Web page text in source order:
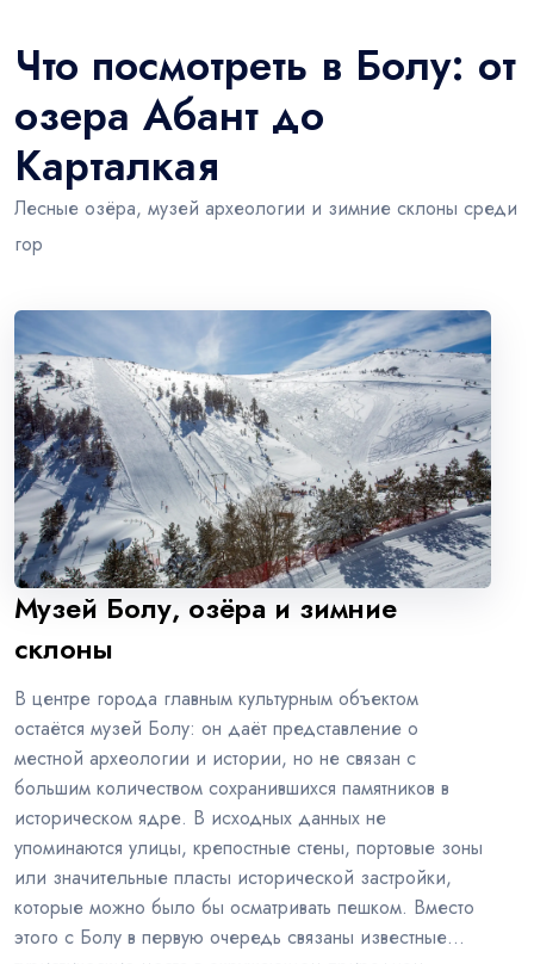
Что посмотреть в Болу: от
озера Абант до
Карталкая
Лесные озёра, музей археологии и зимние склоны среди
гор
Музей Болу, озёра и зимние
склоны
В центре города главным культурным объектом
остаётся музей Болу: он даёт представление о
местной археологии и истории, но не связан с
большим количеством сохранившихся памятников в
историческом ядре. В исходных данных не
упоминаются улицы, крепостные стены, портовые зоны
или значительные пласты исторической застройки,
которые можно было бы осматривать пешком. Вместо
этого с Болу в первую очередь связаны известные